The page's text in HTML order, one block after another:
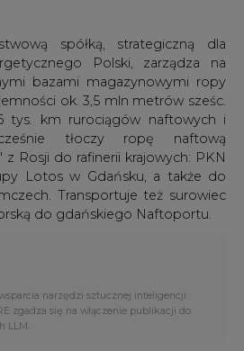
bazami magazynowymi ropy
tys. km rurociągów naftowych i
tłoczy ropę naftową
z Rosji do rafinerii krajowych: PKN
Lotos w Gdańsku, a także do
Transportuje też surowiec
do gdańskiego Naftoportu.
wsparcia narzędzi sztucznej inteligencji.